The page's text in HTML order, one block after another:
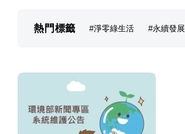
熱門標籤 淨零綠生活 永續發展